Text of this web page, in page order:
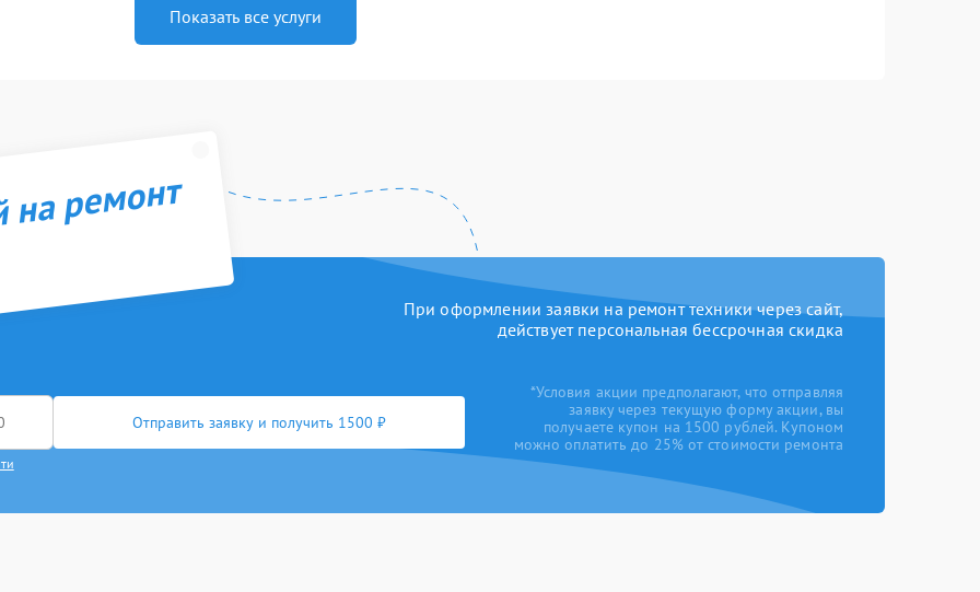
Показать все услуги
ремонт
При оформлении заявки на ремонт техники через сайт,
действует персональная бессрочная скидка
Отправить заявку и получить 1500 ₽
*Условия акции предполагают, что отправляя
заявку через текущую форму акции, вы
получаете купон на 1500 рублей. Купоном
можно оплатить до 25% от стоимости ремонта